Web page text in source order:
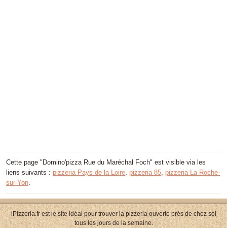
Cette page "Domino'pizza Rue du Maréchal Foch" est visible via les
liens suivants : pizzeria Pays de la Loire, pizzeria 85, pizzeria La Roche-
sur-Yon.
iPizzeria.fr est le site idéal pour trouver la pizzeria ouverte près de chez soi
tous les jours de la semaine.